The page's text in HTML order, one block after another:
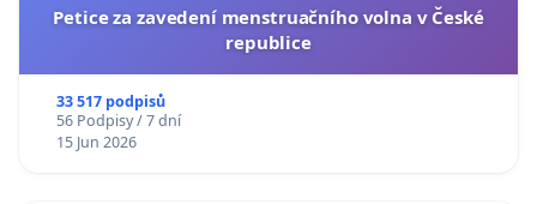
Petice za zavedení menstruačního volna v České
republice
33 517 podpisů
56 Podpisy / 7 dní
15 Jun 2026